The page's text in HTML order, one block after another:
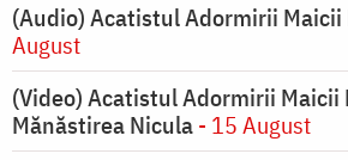
(Audio) Acatistul Adormirii Maicii
August
(Video) Acatistul Adormirii Maicii
Mănăstirea Nicula- 15 August